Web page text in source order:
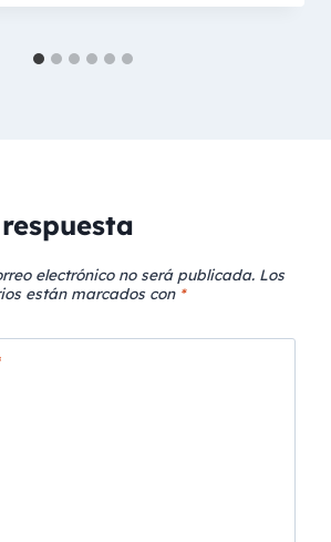
electrónico no será publicada. Los
están marcados con *